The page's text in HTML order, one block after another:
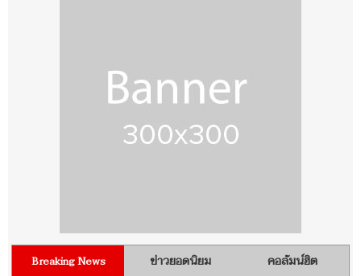
Breaking News ข่าวยอดนิยม คอลัมน์ฮิต